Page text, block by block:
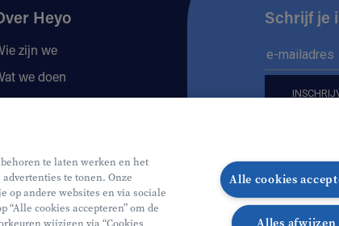
Heyo
zijn we
we doen
Schrijf je
Volg onze
Volg
te laten werken en het
te tonen. Onze
op andere websites en via sociale
cookies accepteren” om de
wijzigen via “Cookies
Alle cookies
Alles afwijzen